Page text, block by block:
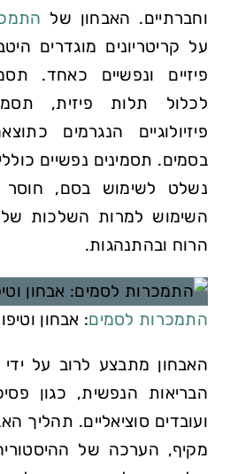
וחברתיים. האבחון של
על קריטריונים מוגדרים
פיזיים ונפשיים כאחד.
לכלול תלות פיזית,
פיזיולוגיים הנגרמים
בסמים. תסמינים נפשיים
נשלט לשימוש בסם, חוסר
השימוש למרות השלכות
הרוח ובהתנהגות.
התמכרות לסמים: אבחון
האבחון מתבצע לרוב על
הבריאות הנפשית, כגון
ועובדים סוציאליים. תהליך
מקיף, הערכה של